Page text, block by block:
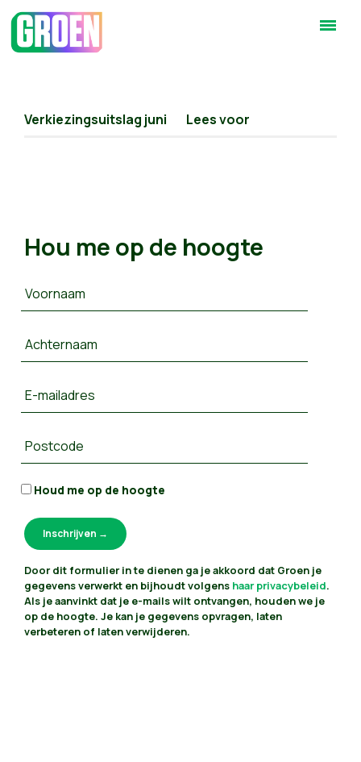
Verkiezingsuitslag juni Lees voor
Hou me op de hoogte
Voornaam
Achternaam
E-mailadres
Postcode
Houd me op de hoogte
Door dit formulier in te dienen ga je akkoord dat Groen je
gegevens verwerkt en bijhoudt volgens haar privacybeleid.
Als je aanvinkt dat je e-mails wilt ontvangen, houden we je
op de hoogte. Je kan je gegevens opvragen, laten
verbeteren of laten verwijderen.